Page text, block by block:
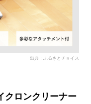
出典：ふるさとチョイス
クロンクリーナー